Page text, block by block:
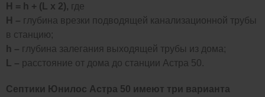
H = h + (L x 2), где
H – глубина врезки подводящей канализационной трубы
в станцию;
h – глубина залегания выходящей трубы из дома;
L – расстояние от дома до станции Астра 50.
Септики Юнилос Астра 50 имеют три варианта